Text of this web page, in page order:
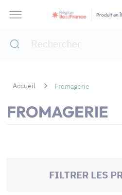
Produit en
Accueil Fromagerie
FROMAGERIE
FILTRER LES